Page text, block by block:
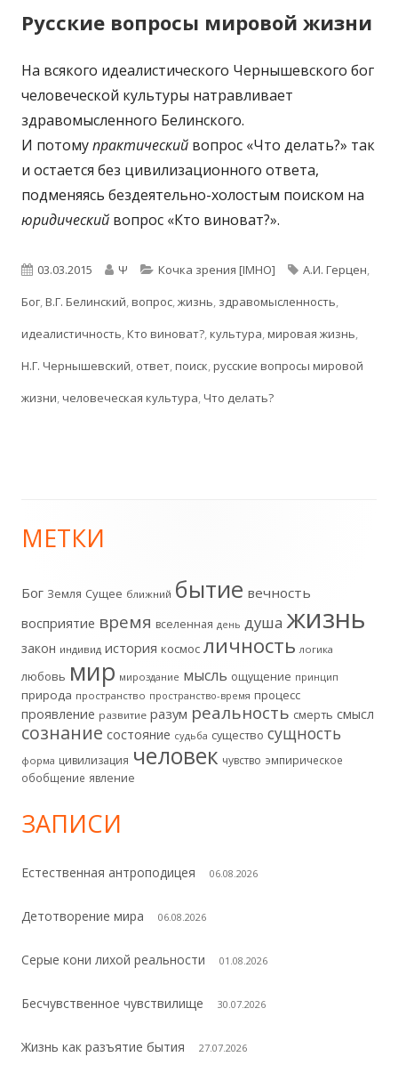
Русские вопросы мировой жизни
На всякого идеалистического Чернышевского бог
человеческой культуры натравливает
здравомысленного Белинского.
И потомупрактический вопрос «Что делать?» так
и остается без цивилизационного ответа,
подменяясь бездеятельно-холостым поиском на
юридический вопрос «Кто виноват?».
Опубликовано
03.03.2015 Автор
Ψ Рубрики
Кочка зрения [IMHO] Метки
А.И. Герцен,
Бог,В.Г. Белинский,вопрос,жизнь, здравомысленность,
идеалистичность,Кто виноват?,культура,мировая жизнь,
Н.Г. Чернышевский, ответ,поиск,русские вопросы мировой
жизни,человеческая культура,Что делать?
Главная
колонка
МЕТКИ
Бог Земля Сущее ближний бытие вечность
восприятие время вселенная день душа жизнь
закон индивид история космос личность логика
любовь мир мироздание мысль ощущение принцип
природа пространство пространство-время процесс
проявление развитие разум реальность смерть смысл
сознание состояние судьба существо сущность
форма цивилизация человек чувство эмпирическое
обобщение явление
ЗАПИСИ
Естественная антроподицея 06.08.2026
Детотворение мира 06.08.2026
Серые кони лихой реальности 01.08.2026
Бесчувственное чувствилище 30.07.2026
Жизнь как разъятие бытия 27.07.2026